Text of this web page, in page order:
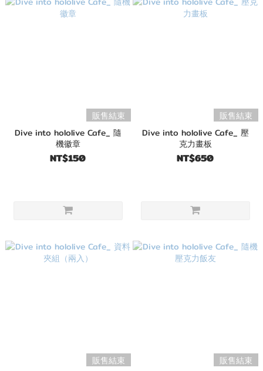
販售結束
Dive into hololive Cafe_ 隨
機徽章
NT$150
販售結束
Dive into hololive Cafe_ 壓
克力畫板
NT$650
販售結束
販售結束